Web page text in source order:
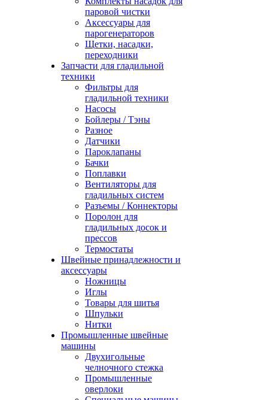
паровой чистки
Аксессуары для
парогенераторов
Щетки, насадки,
переходники
Запчасти для гладильной
техники
Фильтры для
гладильной техники
Насосы
Бойлеры / Тэны
Разное
Датчики
Пароклапаны
Бачки
Поплавки
Вентиляторы для
гладильных систем
Разъемы / Коннекторы
Поролон для
гладильных досок и
прессов
Термостаты
Швейные принадлежности и
аксессуары
Ножницы
Иглы
Товары для шитья
Шпульки
Нитки
Промышленные швейные
машины
Двухигольные
челночного стежка
Промышленные
оверлоки